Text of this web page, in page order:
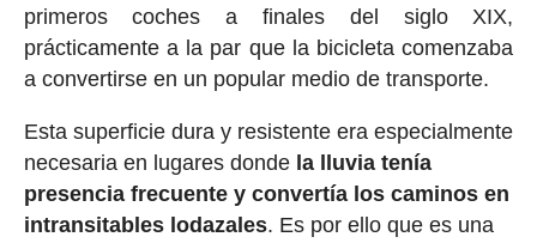
primeros coches a finales del siglo XIX,
prácticamente a la par que la bicicleta comenzaba
a convertirse en un popular medio de transporte.
Esta superficie dura y resistente era especialmente
necesaria en lugares dondela lluvia tenía
presencia frecuente y convertía los caminos en
intransitables lodazales. Es por ello que es una